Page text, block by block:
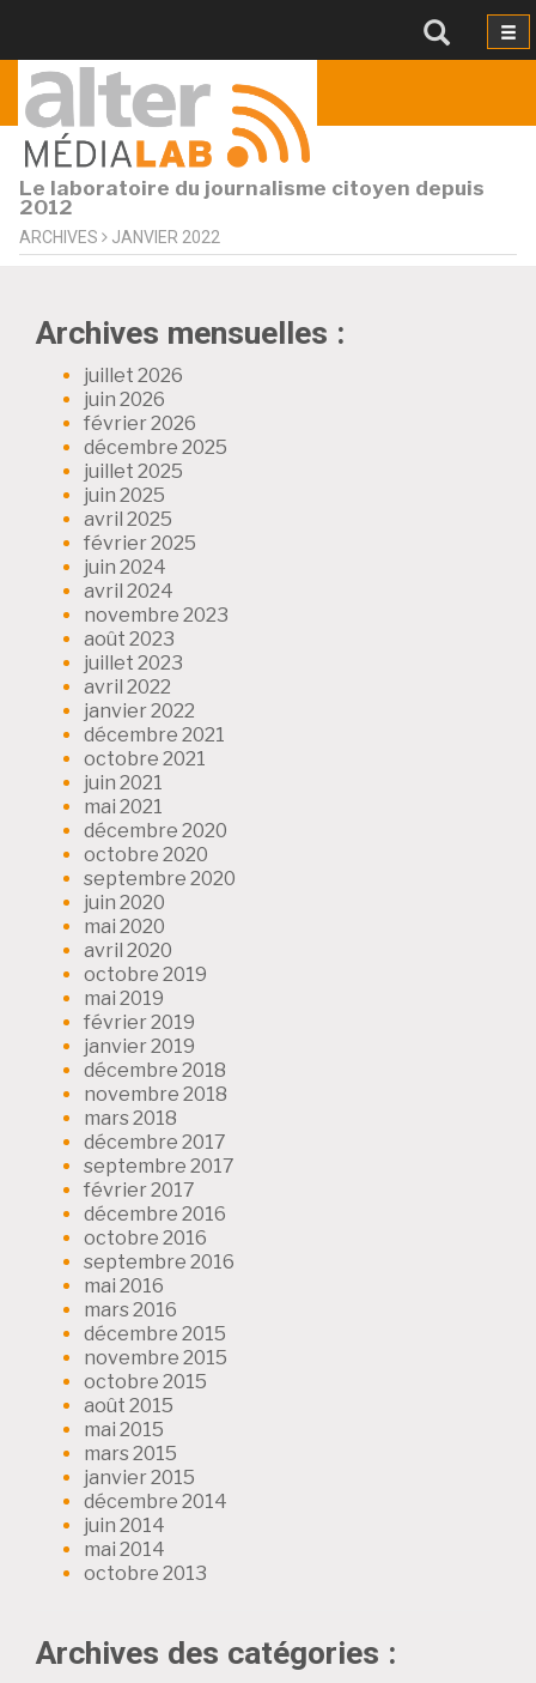
Le laboratoire du journalisme citoyen depuis
2012
ARCHIVES JANVIER 2022
Archives mensuelles :
juillet 2026
juin 2026
février 2026
décembre 2025
juillet 2025
juin 2025
avril 2025
février 2025
juin 2024
avril 2024
novembre 2023
août 2023
juillet 2023
avril 2022
janvier 2022
décembre 2021
octobre 2021
juin 2021
mai 2021
décembre 2020
octobre 2020
septembre 2020
juin 2020
mai 2020
avril 2020
octobre 2019
mai 2019
février 2019
janvier 2019
décembre 2018
novembre 2018
mars 2018
décembre 2017
septembre 2017
février 2017
décembre 2016
octobre 2016
septembre 2016
mai 2016
mars 2016
décembre 2015
novembre 2015
octobre 2015
août 2015
mai 2015
mars 2015
janvier 2015
décembre 2014
juin 2014
mai 2014
octobre 2013
Archives des catégories :